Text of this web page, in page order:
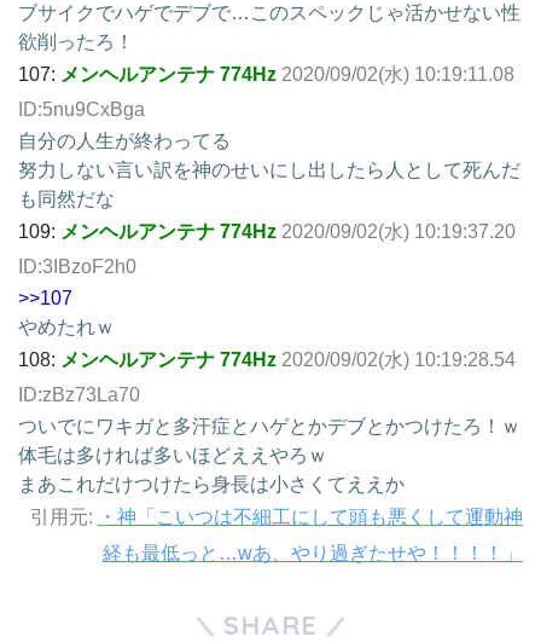
ブサイクでハゲでデブで…このスペックじゃ活かせない性
欲削ったろ！
107: メンヘルアンテナ 774Hz 2020/09/02(水) 10:19:11.08
ID:5nu9CxBga
自分の人生が終わってる
努力しない言い訳を神のせいにし出したら人として死んだ
も同然だな
109: メンヘルアンテナ 774Hz 2020/09/02(水) 10:19:37.20
ID:3IBzoF2h0
>>107
やめたれｗ
108: メンヘルアンテナ 774Hz 2020/09/02(水) 10:19:28.54
ID:zBz73La70
ついでにワキガと多汗症とハゲとかデブとかつけたろ！ｗ
体毛は多ければ多いほどええやろｗ
まあこれだけつけたら身長は小さくてええか
引用元:
・神「こいつは不細工にして頭も悪くして運動神
経も最低っと…wあ、やり過ぎたせや！！！！」
SHARE